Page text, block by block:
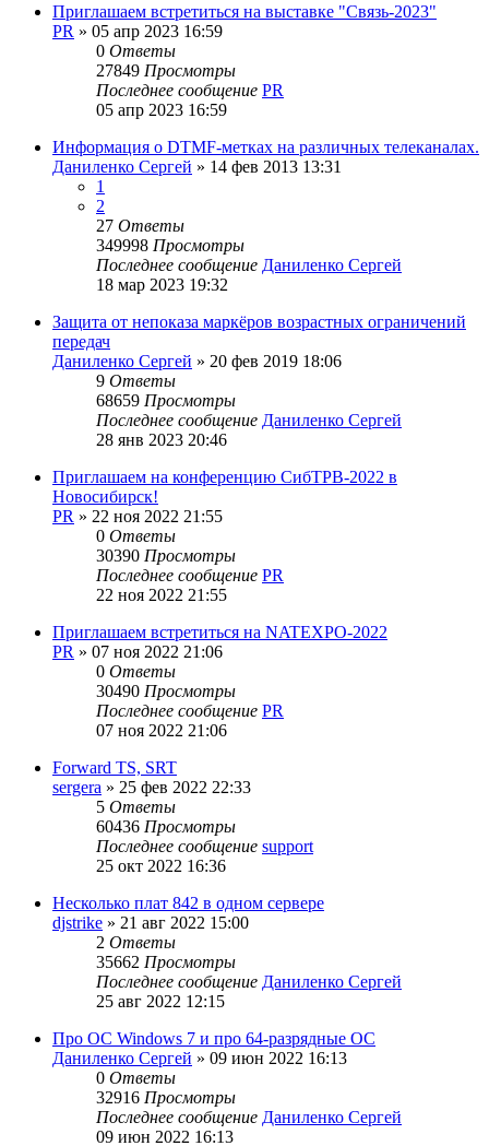
Приглашаем встретиться на выставке "Связь-2023"
PR » 05 апр 2023 16:59
0 Ответы
27849 Просмотры
Последнее сообщение PR
05 апр 2023 16:59
Информация о DTMF-метках на различных телеканалах.
Даниленко Сергей » 14 фев 2013 13:31
1
2
27 Ответы
349998 Просмотры
Последнее сообщение Даниленко Сергей
18 мар 2023 19:32
Защита от непоказа маркёров возрастных ограничений
передач
Даниленко Сергей » 20 фев 2019 18:06
9 Ответы
68659 Просмотры
Последнее сообщение Даниленко Сергей
28 янв 2023 20:46
Приглашаем на конференцию СибТРВ-2022 в
Новосибирск!
PR » 22 ноя 2022 21:55
0 Ответы
30390 Просмотры
Последнее сообщение PR
22 ноя 2022 21:55
Приглашаем встретиться на NATEXPO-2022
PR » 07 ноя 2022 21:06
0 Ответы
30490 Просмотры
Последнее сообщение PR
07 ноя 2022 21:06
Forward TS, SRT
sergera » 25 фев 2022 22:33
5 Ответы
60436 Просмотры
Последнее сообщение support
25 окт 2022 16:36
Несколько плат 842 в одном сервере
djstrike » 21 авг 2022 15:00
2 Ответы
35662 Просмотры
Последнее сообщение Даниленко Сергей
25 авг 2022 12:15
Про ОС Windows 7 и про 64-разрядные ОС
Даниленко Сергей » 09 июн 2022 16:13
0 Ответы
32916 Просмотры
Последнее сообщение Даниленко Сергей
09 июн 2022 16:13